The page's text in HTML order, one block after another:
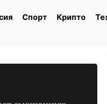
Спорт Крипто